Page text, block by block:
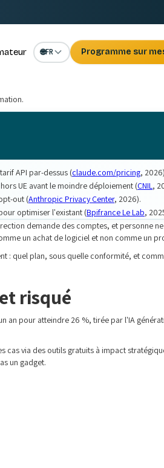
🌐FR Programme sur
API par-dessus (claude.com/pricing,
UE avant le moindre déploiement (CNIL,
out (Anthropic Privacy Center, 2026).
optimiser l'existant (Bpifrance Le Lab,
demande des comptes, et personne
un achat de logiciel et non comme un
: quel plan, sous quelle conformité, et
risqué
an pour atteindre 26 %, tirée par l'IA
cas via des outils gratuits à impact
un gadget.